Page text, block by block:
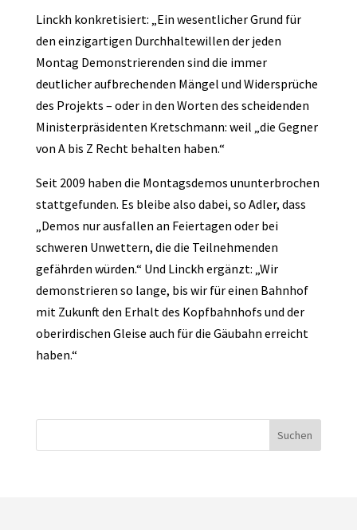
Linckh konkretisiert: „Ein wesentlicher Grund für
den einzigartigen Durchhaltewillen der jeden
Montag Demonstrierenden sind die immer
deutlicher aufbrechenden Mängel und Widersprüche
des Projekts – oder in den Worten des scheidenden
Ministerpräsidenten Kretschmann: weil „die Gegner
von A bis Z Recht behalten haben.“
Seit 2009 haben die Montagsdemos ununterbrochen
stattgefunden. Es bleibe also dabei, so Adler, dass
„Demos nur ausfallen an Feiertagen oder bei
schweren Unwettern, die die Teilnehmenden
gefährden würden.“ Und Linckh ergänzt: „Wir
demonstrieren so lange, bis wir für einen Bahnhof
mit Zukunft den Erhalt des Kopfbahnhofs und der
oberirdischen Gleise auch für die Gäubahn erreicht
haben.“
Suchen